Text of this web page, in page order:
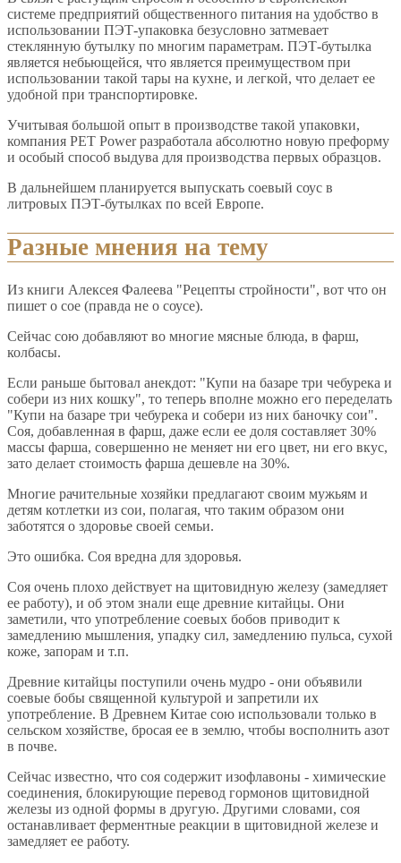
системе предприятий общественного питания на удобство в
использовании ПЭТ-упаковка безусловно затмевает
стеклянную бутылку по многим параметрам. ПЭТ-бутылка
является небьющейся, что является преимуществом при
использовании такой тары на кухне, и легкой, что делает ее
удобной при транспортировке.
Учитывая большой опыт в производстве такой упаковки,
компания PET Power разработала абсолютно новую преформу
и особый способ выдува для производства первых образцов.
В дальнейшем планируется выпускать соевый соус в
литровых ПЭТ-бутылках по всей Европе.
Разные мнения на тему
Из книги Алексея Фалеева "Рецепты стройности", вот что он
пишет о сое (правда не о соусе).
Сейчас сою добавляют во многие мясные блюда, в фарш,
колбасы.
Если раньше бытовал анекдот: "Купи на базаре три чебурека и
собери из них кошку", то теперь вполне можно его переделать
"Купи на базаре три чебурека и собери из них баночку сои".
Соя, добавленная в фарш, даже если ее доля составляет 30%
массы фарша, совершенно не меняет ни его цвет, ни его вкус,
зато делает стоимость фарша дешевле на 30%.
Многие рачительные хозяйки предлагают своим мужьям и
детям котлетки из сои, полагая, что таким образом они
заботятся о здоровье своей семьи.
Это ошибка. Соя вредна для здоровья.
Соя очень плохо действует на щитовидную железу (замедляет
ее работу), и об этом знали еще древние китайцы. Они
заметили, что употребление соевых бобов приводит к
замедлению мышления, упадку сил, замедлению пульса, сухой
коже, запорам и т.п.
Древние китайцы поступили очень мудро - они объявили
соевые бобы священной культурой и запретили их
употребление. В Древнем Китае сою использовали только в
сельском хозяйстве, бросая ее в землю, чтобы восполнить азот
в почве.
Сейчас известно, что соя содержит изофлавоны - химические
соединения, блокирующие перевод гормонов щитовидной
железы из одной формы в другую. Другими словами, соя
останавливает ферментные реакции в щитовидной железе и
замедляет ее работу.